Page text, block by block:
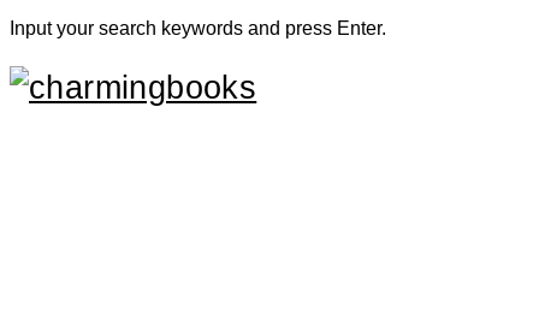
Input your search keywords and press Enter.